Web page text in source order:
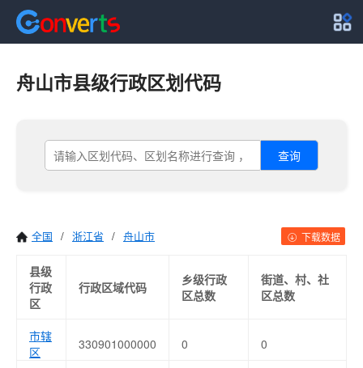
舟山市县级行政区划代码
查询
全国 / 浙江省 / 舟山市 下载数据
县级
行政
区
行政区域代码
乡级行政
区总数
街道、村、社
区总数
市辖
区
330901000000 0 0